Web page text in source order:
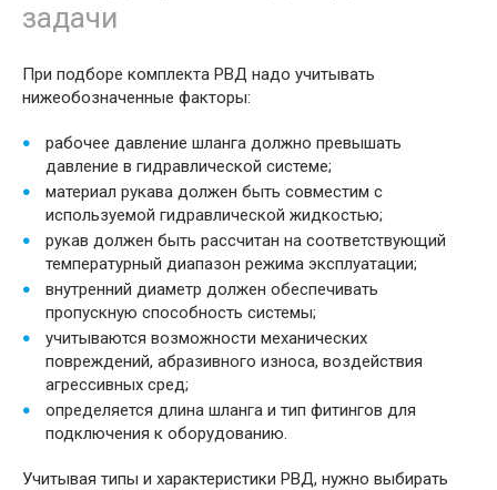
задачи
При подборе комплекта РВД надо учитывать
нижеобозначенные факторы:
рабочее давление шланга должно превышать
давление в гидравлической системе;
материал рукава должен быть совместим с
используемой гидравлической жидкостью;
рукав должен быть рассчитан на соответствующий
температурный диапазон режима эксплуатации;
внутренний диаметр должен обеспечивать
пропускную способность системы;
учитываются возможности механических
повреждений, абразивного износа, воздействия
агрессивных сред;
определяется длина шланга и тип фитингов для
подключения к оборудованию.
Учитывая типы и характеристики РВД, нужно выбирать